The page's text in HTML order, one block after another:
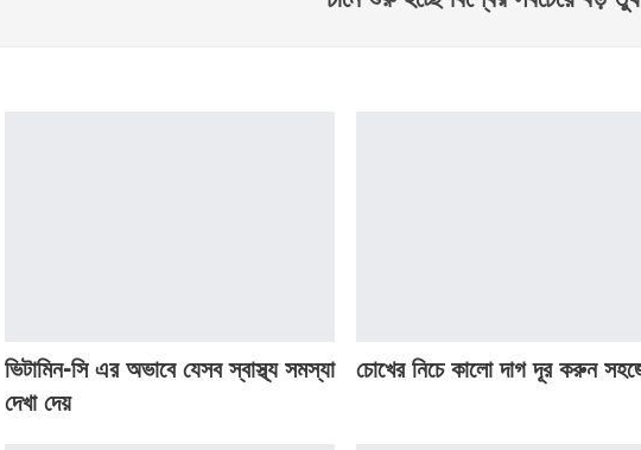
ভিটামিন-সি এর অভাবে যেসব স্বাস্থ্য সমস্যা
দেখা দেয়
চোখের নিচে কালো দাগ দূর করুন